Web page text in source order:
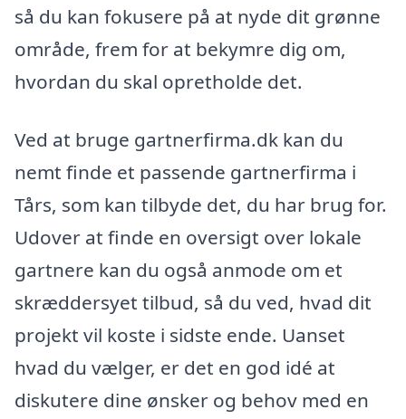
så du kan fokusere på at nyde dit grønne
område, frem for at bekymre dig om,
hvordan du skal opretholde det.
Ved at bruge gartnerfirma.dk kan du
nemt finde et passende gartnerfirma i
Tårs, som kan tilbyde det, du har brug for.
Udover at finde en oversigt over lokale
gartnere kan du også anmode om et
skræddersyet tilbud, så du ved, hvad dit
projekt vil koste i sidste ende. Uanset
hvad du vælger, er det en god idé at
diskutere dine ønsker og behov med en